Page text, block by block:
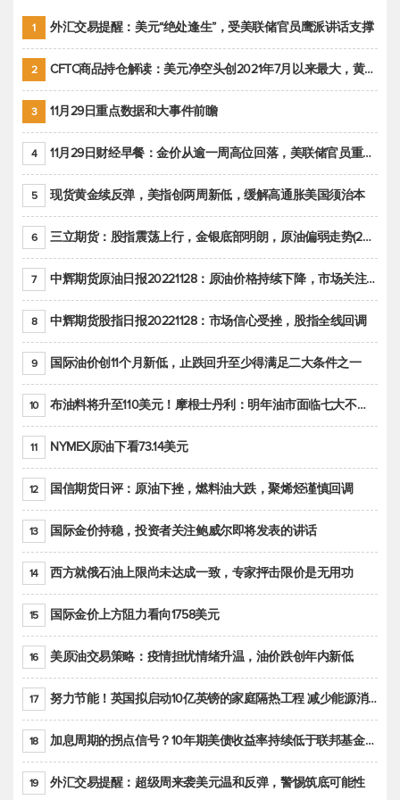
1 外汇交易提醒：美元“绝处逢生”，受美联储官员鹰派讲话支撑
2 CFTC商品持仓解读：美元净空头创2021年7月以来最大，黄金期货投机性净多头头寸减少
3 11月29日重点数据和大事件前瞻
4 11月29日财经早餐：金价从逾一周高位回落，美联储官员重申鹰派立场推动美元回升
5 现货黄金续反弹，美指创两周新低，缓解高通胀美国须治本
6 三立期货：股指震荡上行，金银底部明朗，原油偏弱走势(20221128收评)
7 中辉期货原油日报20221128：原油价格持续下降，市场关注OPEC+新一轮产能政策
8 中辉期货股指日报20221128：市场信心受挫，股指全线回调
9 国际油价创11个月新低，止跌回升至少得满足二大条件之一
10 布油料将升至110美元！摩根士丹利：明年油市面临七大不确定性
11 NYMEX原油下看73.14美元
12 国信期货日评：原油下挫，燃料油大跌，聚烯烃谨慎回调
13 国际金价持稳，投资者关注鲍威尔即将发表的讲话
14 西方就俄石油上限尚未达成一致，专家抨击限价是无用功
15 国际金价上方阻力看向1758美元
16 美原油交易策略：疫情担忧情绪升温，油价跌创年内新低
17 努力节能！英国拟启动10亿英镑的家庭隔热工程 减少能源消耗
18 加息周期的拐点信号？10年期美债收益率持续低于联邦基金利率目标区间
19 外汇交易提醒：超级周来袭美元温和反弹，警惕筑底可能性